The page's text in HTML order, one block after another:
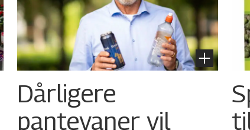
Dårligere
pantevaner vil